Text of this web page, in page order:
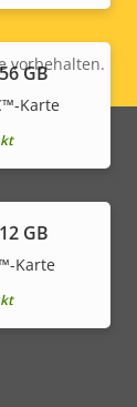
GB
Karte
GB
Karte
vorbehalten.